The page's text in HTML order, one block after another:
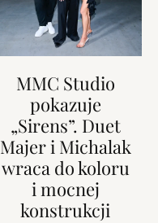
MMC Studio
pokazuje
„Sirens”. Duet
Majer i Michalak
wraca do koloru
i mocnej
konstrukcji